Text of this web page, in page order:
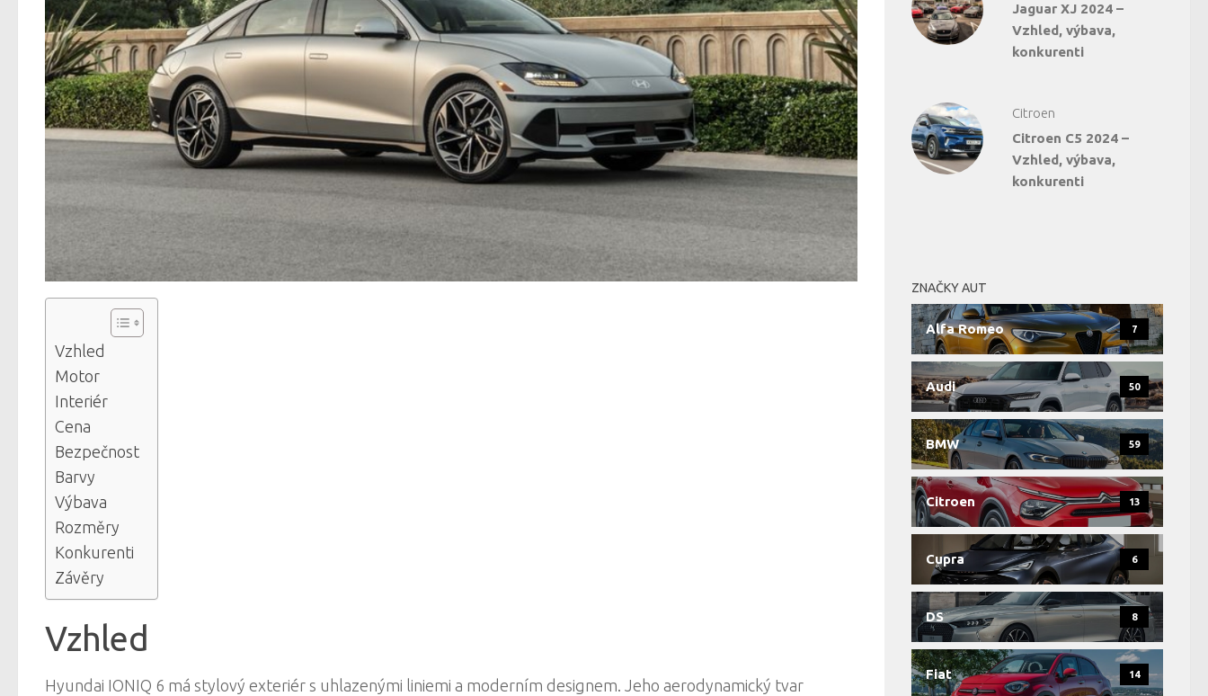
Vzhled
Motor
Interiér
Cena
Bezpečnost
Barvy
Výbava
Rozměry
Konkurenti
Závěry
Vzhled
Hyundai IONIQ 6 má stylový exteriér s uhlazenými liniemi a moderním designem. Jeho aerodynamický tvar
Jaguar XJ 2024 –
Vzhled, výbava,
konkurenti
Citroen
Citroen C5 2024 –
Vzhled, výbava,
konkurenti
ZNAČKY AUT
Alfa Romeo 7
Audi 50
BMW 59
Citroen 13
Cupra 6
DS 8
Fiat 14